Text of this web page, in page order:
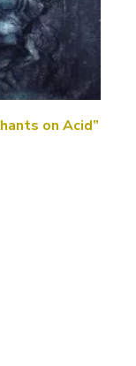
on Acid”